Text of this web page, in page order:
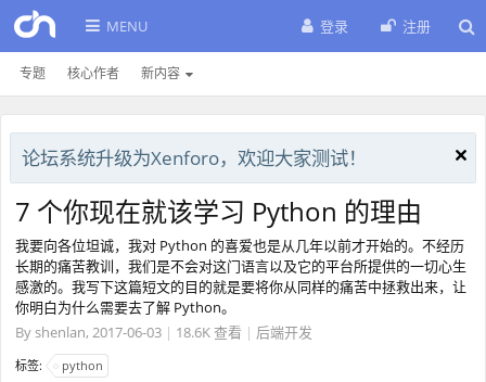
MENU
专题 核心作者 新内容
登录 注册
论坛系统升级为Xenforo，欢迎大家测试！
7 个你现在就该学习 Python 的理由
我要向各位坦诚，我对 Python 的喜爱也是从几年以前才开始的。不经历
长期的痛苦教训，我们是不会对这门语言以及它的平台所提供的一切心生
感激的。我写下这篇短文的目的就是要将你从同样的痛苦中拯救出来，让
你明白为什么需要去了解 Python。
Byshenlan, 2017-06-03 | 18.6K 查看 | 后端开发
标签: python